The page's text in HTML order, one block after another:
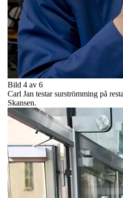
Bild 4 av 6
Carl Jan testar surströmming på
Skansen.